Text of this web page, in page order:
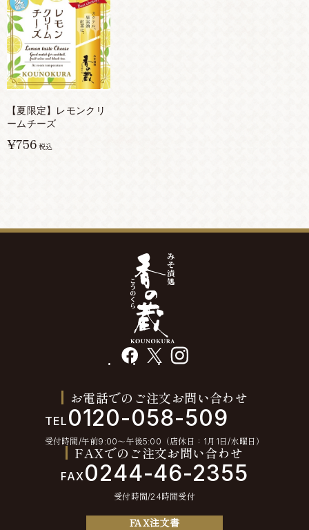
【夏限定】レモンクリ
ームチーズ
¥756 税込
facebook instagram
お電話でのご注文お問い合わせ
TEL 0120-058-509
受付時間/午前9:00〜午後5:00（店休日：1月1日/水曜日）
FAXでのご注文お問い合わせ
FAX 0244-46-2355
受付時間/24時間受付
FAX注文書